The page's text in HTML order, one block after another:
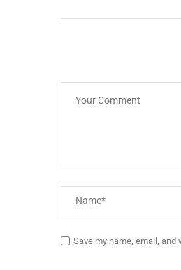
Save my name, email,